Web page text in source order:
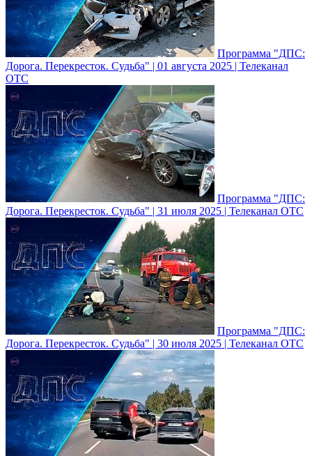
Программа "ДПС:
Дорога. Перекресток. Судьба" | 01 августа 2025 | Телеканал
ОТС
Программа "ДПС:
Дорога. Перекресток. Судьба" | 31 июля 2025 | Телеканал ОТС
Программа "ДПС:
Дорога. Перекресток. Судьба" | 30 июля 2025 | Телеканал ОТС